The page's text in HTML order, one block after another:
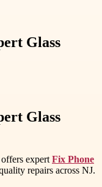
Glass
Glass
expert Fix Phone
repairs across NJ.